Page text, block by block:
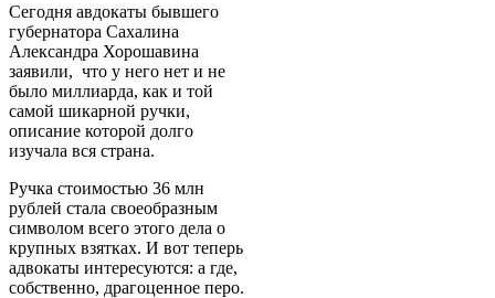
Сегодня авдокаты бывшего
губернатора Сахалина
Александра Хорошавина
заявили, что у него нет и не
было миллиарда, как и той
самой шикарной ручки,
описание которой долго
изучала вся страна.
Ручка стоимостью 36 млн
рублей стала своеобразным
символом всего этого дела о
крупных взятках. И вот теперь
адвокаты интересуются: а где,
собственно, драгоценное перо.